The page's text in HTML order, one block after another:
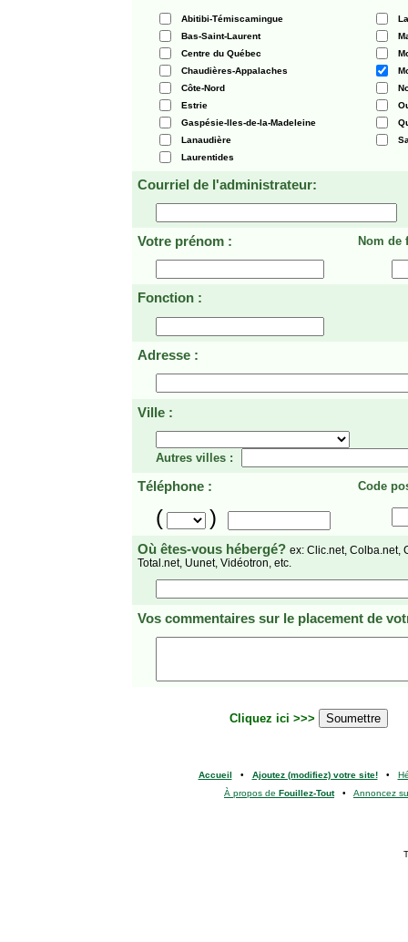
Abitibi-Témiscamingue
Bas-Saint-Laurent
Centre du Québec
Chaudières-Appalaches
Côte-Nord
Estrie
Gaspésie-Iles-de-la-Madeleine
Lanaudière
Laurentides
Courriel de l'administrateur:
Votre prénom : Nom de
Fonction :
Adresse :
Ville :
Autres villes :
Téléphone : Code
( )
Où êtes-vous hébergé? ex: Clic.net, Colba.net,
Total.net, Uunet, Vidéotron, etc.
Vos commentaires sur le placement de
Cliquez ici >>>
Accueil • Ajoutez (modifiez) votre site!•
À propos de Fouillez-Tout• Annoncez